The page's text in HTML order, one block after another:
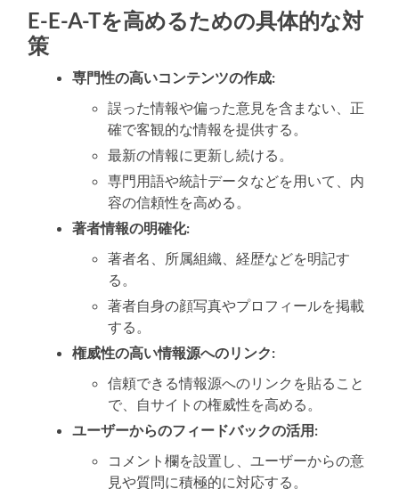
E-E-A-Tを高めるための具体的な対
策
専門性の高いコンテンツの作成:
誤った情報や偏った意見を含まない、正
確で客観的な情報を提供する。
最新の情報に更新し続ける。
専門用語や統計データなどを用いて、内
容の信頼性を高める。
著者情報の明確化:
著者名、所属組織、経歴などを明記す
る。
著者自身の顔写真やプロフィールを掲載
する。
権威性の高い情報源へのリンク:
信頼できる情報源へのリンクを貼ること
で、自サイトの権威性を高める。
ユーザーからのフィードバックの活用:
コメント欄を設置し、ユーザーからの意
見や質問に積極的に対応する。